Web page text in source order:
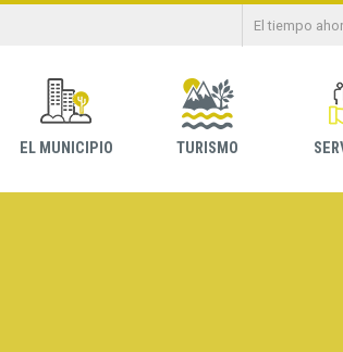
El tiempo
EL MUNICIPIO TURISMO